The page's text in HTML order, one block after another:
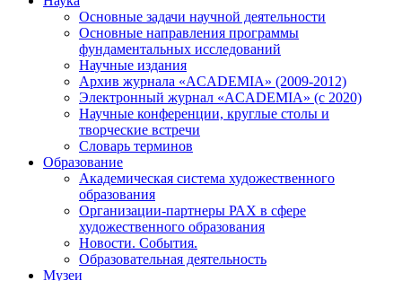
Основные задачи научной деятельности
Основные направления программы
фундаментальных исследований
Научные издания
Архив журнала «ACADEMIA» (2009-2012)
Электронный журнал «ACADEMIA» (с 2020)
Научные конференции, круглые столы и
творческие встречи
Словарь терминов
Образование
Академическая система художественного
образования
Организации-партнеры РАХ в сфере
художественного образования
Новости. События.
Образовательная деятельность
Музеи